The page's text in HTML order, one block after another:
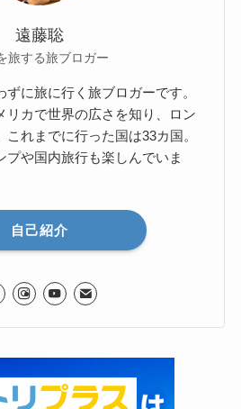
遠藤聡
旅する旅ブロガー
に旅に行く旅ブロガーです。
リカで世界の広さを知り、ロン
これまでに行った国は33カ国。
プや国内旅行も楽しんでいま
自己紹介